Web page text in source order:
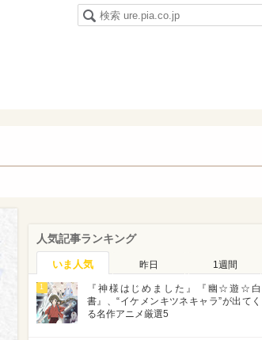
人気記事ランキング
いま人気 昨日 1週間
1
『神様はじめました』『幽☆遊☆白
書』、“イケメンキツネキャラ”が出てく
る名作アニメ厳選5